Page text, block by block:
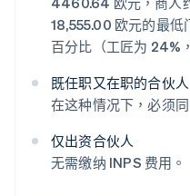
18,555.00 欧元的最
百分比（工匠为 24%
既任职又在职的合伙人
在这种情况下，必须
仅出资合伙人
无需缴纳 INPS 费用。